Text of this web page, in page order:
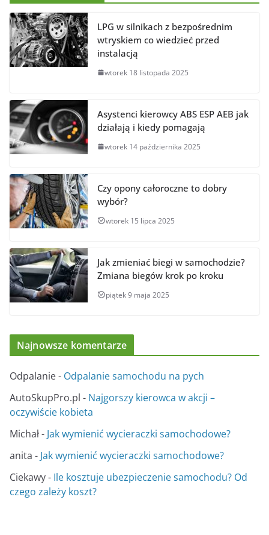
LPG w silnikach z bezpośrednim
wtryskiem co wiedzieć przed
instalacją
wtorek 18 listopada 2025
Asystenci kierowcy ABS ESP AEB jak
działają i kiedy pomagają
wtorek 14 października 2025
Czy opony całoroczne to dobry
wybór?
wtorek 15 lipca 2025
Jak zmieniać biegi w samochodzie?
Zmiana biegów krok po kroku
piątek 9 maja 2025
Najnowsze komentarze
Odpalanie- Odpalanie samochodu na pych
AutoSkupPro.pl - Najgorszy kierowca w akcji –
oczywiście kobieta
Michał- Jak wymienić wycieraczki samochodowe?
anita - Jak wymienić wycieraczki samochodowe?
Ciekawy- Ile kosztuje ubezpieczenie samochodu? Od
czego zależy koszt?